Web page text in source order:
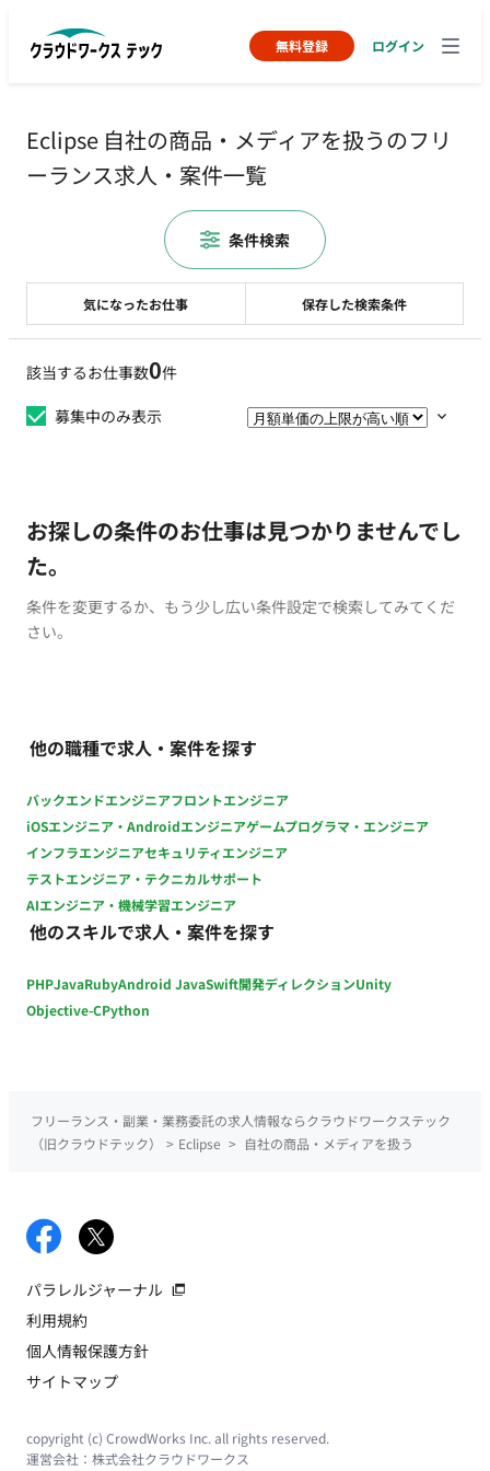
無料登録 ログイン
Eclipse 自社の商品・メディアを扱うのフリ
ーランス求人・案件一覧
該当するお仕事数0件
募集中のみ表示
お探しの条件のお仕事は見つかりませんでし
た。
条件を変更するか、もう少し広い条件設定で検索してみてくだ
さい。
他の職種で求人・案件を探す
バックエンドエンジニアフロントエンジニア
iOSエンジニア・Androidエンジニアゲームプログラマ・エンジニア
インフラエンジニアセキュリティエンジニア
テストエンジニア・テクニカルサポート
AIエンジニア・機械学習エンジニア
他のスキルで求人・案件を探す
PHPJavaRubyAndroid JavaSwift開発ディレクションUnity
Objective-CPython
気になったお仕事 保存した検索条件
条件検索
フリーランス・副業・業務委託の求人情報ならクラウドワークステック
（旧クラウドテック）
> Eclipse > 自社の商品・メディアを扱う
パラレルジャーナル
利用規約
個人情報保護方針
サイトマップ
copyright (c) CrowdWorks Inc. all rights reserved.
運営会社： 株式会社クラウドワークス